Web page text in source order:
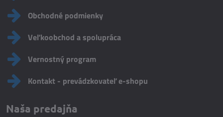
Obchodné podmienky
Veľkoobchod a spolupráca
Vernostný program
Kontakt - prevádzkovateľ e-shopu
Naša predajňa